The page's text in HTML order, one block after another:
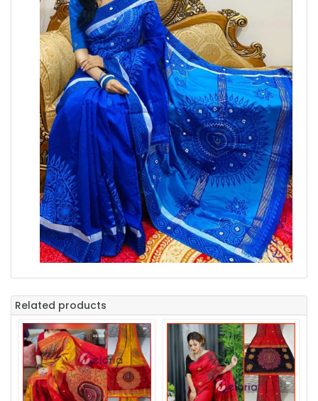
Related products